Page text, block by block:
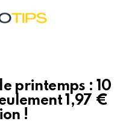
printemps : 10
1,97 €
!